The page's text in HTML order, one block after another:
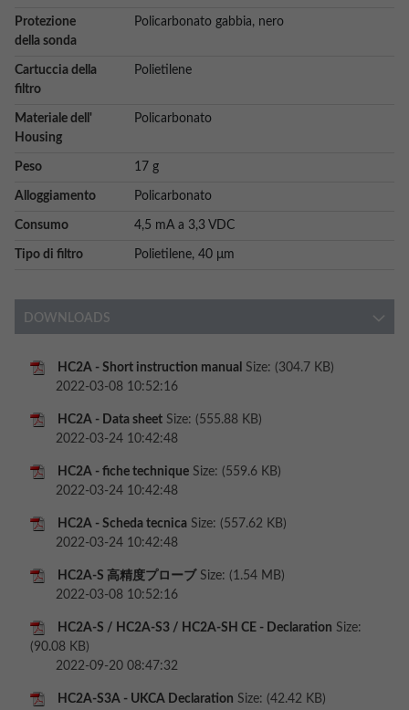
Protezione
della sonda
Policarbonato gabbia, nero
Cartuccia della
filtro
Polietilene
Materiale dell'
Housing
Policarbonato
Peso 17 g
Alloggiamento Policarbonato
Consumo 4,5 mA a 3,3 VDC
Tipo di filtro Polietilene, 40 μm
DOWNLOADS
HC2A - Short instruction manual Size: (304.7 KB)
2022-03-08 10:52:16
HC2A - Data sheet Size: (555.88 KB)
2022-03-24 10:42:48
HC2A - fiche technique Size: (559.6 KB)
2022-03-24 10:42:48
HC2A - Scheda tecnica Size: (557.62 KB)
2022-03-24 10:42:48
HC2A-S 高精度プローブ Size: (1.54 MB)
2022-03-08 10:52:16
HC2A-S / HC2A-S3 / HC2A-SH CE - Declaration Size:
(90.08 KB)
2022-09-20 08:47:32
HC2A-S3A - UKCA Declaration Size: (42.42 KB)